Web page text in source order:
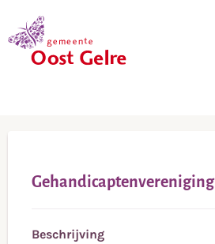
Gehandicaptenvereniging
Beschrijving